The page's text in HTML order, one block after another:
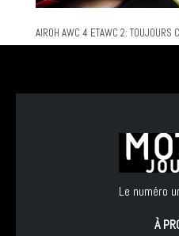
AIROH AWC 4 ETAWC 2: TOUJOURS
Le numéro
À